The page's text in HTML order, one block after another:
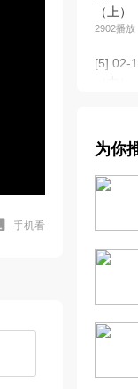
手机看
（上）
2902播放
[5] 02-
（下）
[7]
[8] 02-
[9]
为你